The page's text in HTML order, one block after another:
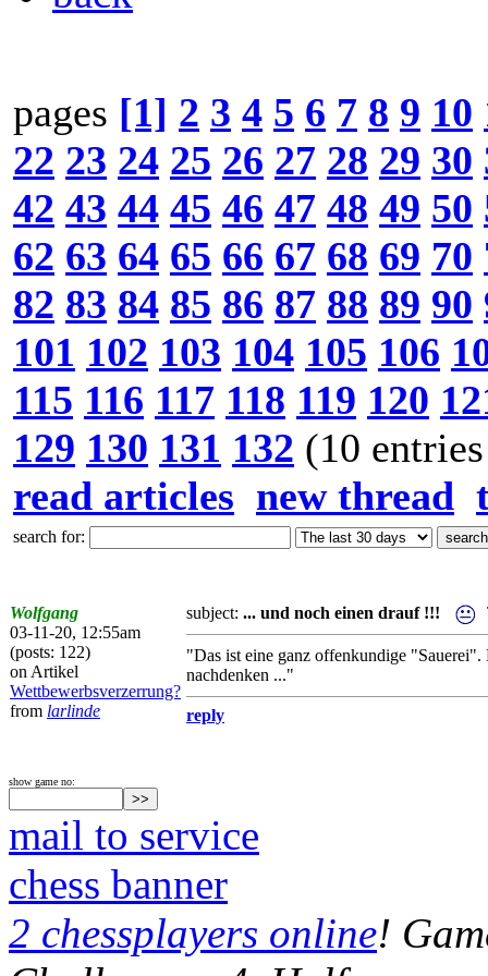
pages [1] 2 3 4 5 6 7 8 9 10
22 23 24 25 26 27 28 29 30
42 43 44 45 46 47 48 49 50
62 63 64 65 66 67 68 69 70
82 83 84 85 86 87 88 89 90
101 102 103 104 105 106
115 116 117 118 119 120
129 130 131 132 (10
read articles new thread
search for:
Wolfgang
03-11-20, 12:55am
(posts: 122)
on Artikel
Wettbewerbsverzerrung?
from larlinde
subject: ... und noch einen drauf !!!
"Das ist eine ganz offenkundige
nachdenken ..."
reply
show game no:
mail to service
chess banner
2 chessplayers online!